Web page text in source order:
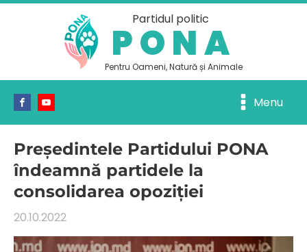
Partidul politic
PONA
Pentru Oameni, Natură și Animale
Menu
Președintele Partidului PONA
îndeamnă partidele la
consolidarea opoziției
20.10.2022